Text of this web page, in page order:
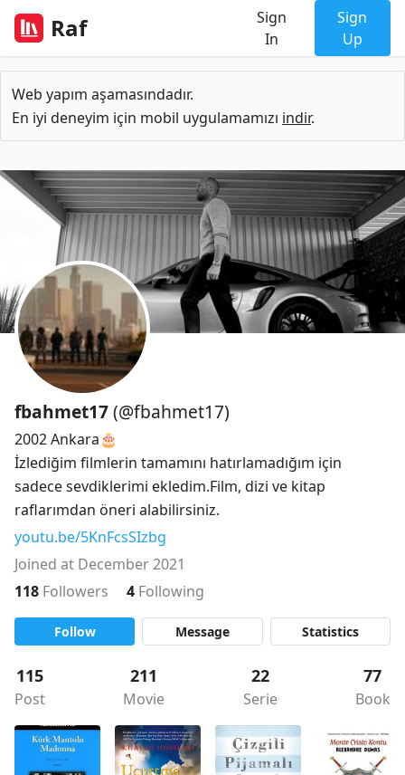
Raf
Sign
In
Sign
Up
Web yapım aşamasındadır.
En iyi deneyim için mobil uygulamamızı indir.
fbahmet17(@fbahmet17)
2002 Ankara🎂
İzlediğim filmlerin tamamını hatırlamadığım için
sadece sevdiklerimi ekledim.Film, dizi ve kitap
raflarımdan öneri alabilirsiniz.
youtu.be/5KnFcsSIzbg
Joined at December 2021
118 Followers 4 Following
Follow Message Statistics
115
Post
211
Movie
22
Serie
77
Book